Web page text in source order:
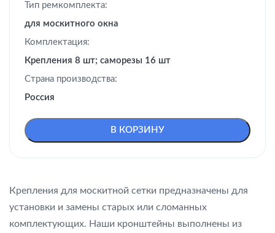
Тип ремкомплекта:
для москитного окна
Комплектация:
Крепления 8 шт; саморезы 16 шт
Страна производства:
Россия
В КОРЗИНУ
Крепления для москитной сетки предназначены для
установки и замены старых или сломанных
комплектующих. Наши кронштейны выполнены из